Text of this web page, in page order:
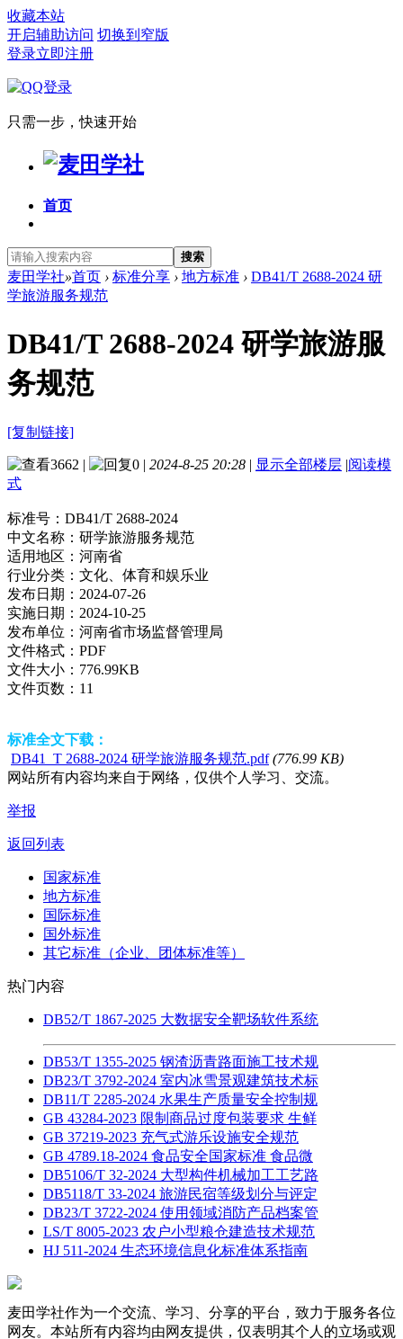
收藏本站
开启辅助访问 切换到窄版
登录立即注册
只需一步，快速开始
首页
搜索
麦田学社»首页 › 标准分享 › 地方标准 › DB41/T 2688-2024 研
学旅游服务规范
DB41/T 2688-2024 研学旅游服
务规范
[复制链接]
3662 | 0 | 2024-8-25 20:28 | 显示全部楼层 |阅读模
式
标准号： DB41/T 2688-2024
中文名称： 研学旅游服务规范
适用地区： 河南省
行业分类： 文化、体育和娱乐业
发布日期： 2024-07-26
实施日期： 2024-10-25
发布单位： 河南省市场监督管理局
文件格式： PDF
文件大小： 776.99KB
文件页数： 11
标准全文下载：
DB41_T 2688-2024 研学旅游服务规范.pdf (776.99 KB)
网站所有内容均来自于网络，仅供个人学习、交流。
举报
返回列表
国家标准
地方标准
国际标准
国外标准
其它标准（企业、团体标准等）
热门内容
DB52/T 1867-2025 大数据安全靶场软件系统
DB53/T 1355-2025 钢渣沥青路面施工技术规
DB23/T 3792-2024 室内冰雪景观建筑技术标
DB11/T 2285-2024 水果生产质量安全控制规
GB 43284-2023 限制商品过度包装要求 生鲜
GB 37219-2023 充气式游乐设施安全规范
GB 4789.18-2024 食品安全国家标准 食品微
DB5106/T 32-2024 大型构件机械加工工艺路
DB5118/T 33-2024 旅游民宿等级划分与评定
DB23/T 3722-2024 使用领域消防产品档案管
LS/T 8005-2023 农户小型粮仓建造技术规范
HJ 511-2024 生态环境信息化标准体系指南
麦田学社作为一个交流、学习、分享的平台，致力于服务各位
网友。本站所有内容均由网友提供，仅表明其个人的立场或观